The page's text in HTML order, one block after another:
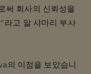
써 회사의 신뢰성을
라고 알 샤마리 부사
의 이점을 보았습니